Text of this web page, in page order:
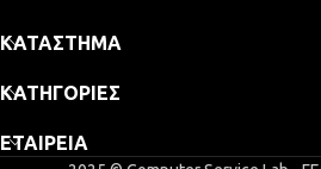
ΚΑΤΆΣΤΗΜΑ
ΚΑΤΗΓΟΡΊΕΣ
ΕΤΑΙΡΕΊΑ